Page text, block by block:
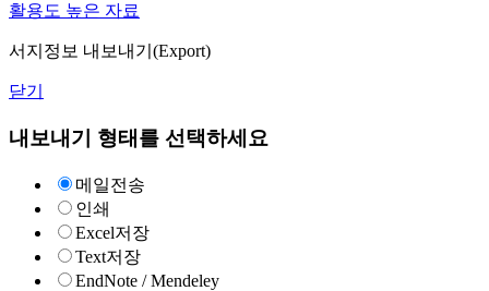
활용도 높은 자료
서지정보 내보내기(Export)
닫기
내보내기 형태를 선택하세요
메일전송
인쇄
Excel저장
Text저장
EndNote / Mendeley